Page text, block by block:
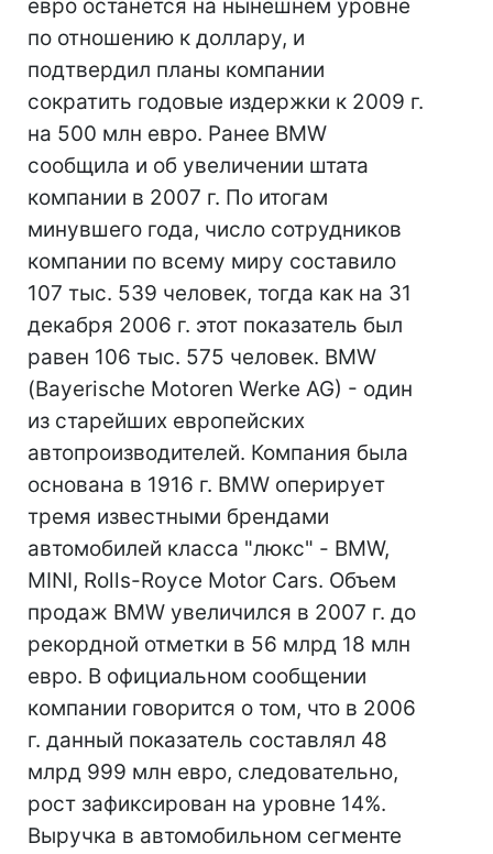
евро останется на нынешнем уровне
по отношению к доллару, и
подтвердил планы компании
сократить годовые издержки к 2009 г.
на 500 млн евро. Ранее BMW
сообщила и об увеличении штата
компании в 2007 г. По итогам
минувшего года, число сотрудников
компании по всему миру составило
107 тыс. 539 человек, тогда как на 31
декабря 2006 г. этот показатель был
равен 106 тыс. 575 человек. BMW
(Bayerische Motoren Werke AG) - один
из старейших европейских
автопроизводителей. Компания была
основана в 1916 г. BMW оперирует
тремя известными брендами
автомобилей класса "люкс" - BMW,
MINI, Rolls-Royce Motor Cars. Объем
продаж BMW увеличился в 2007 г. до
рекордной отметки в 56 млрд 18 млн
евро. В официальном сообщении
компании говорится о том, что в 2006
г. данный показатель составлял 48
млрд 999 млн евро, следовательно,
рост зафиксирован на уровне 14%.
Выручка в автомобильном сегменте